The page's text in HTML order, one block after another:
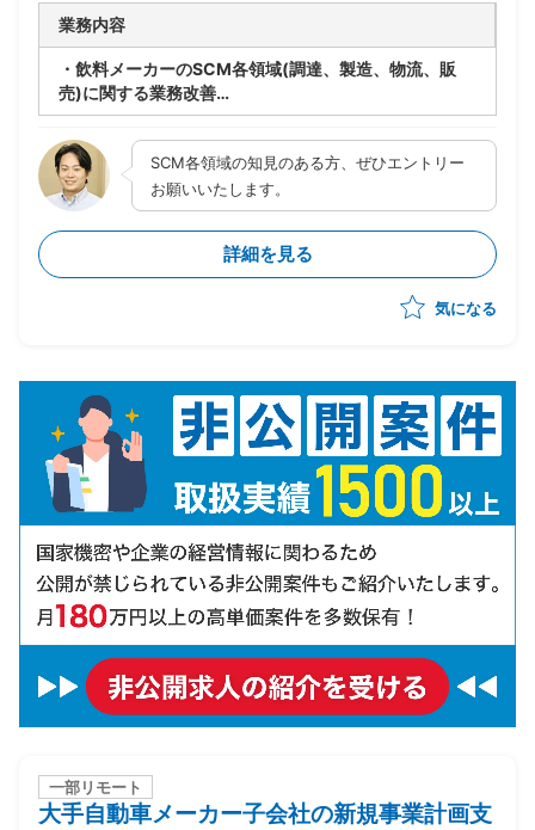
業務内容
・飲料メーカーのSCM各領域(調達、製造、物流、販
売)に関する業務改善
・リーダーとしてチームの推進
・コスト削減策検討
・システム化検討
・業務フロー改善
SCM各領域の知見のある方、ぜひエントリー
お願いいたします。
詳細を見る
気になる
一部リモート
大手自動車メーカー子会社の新規事業計画支